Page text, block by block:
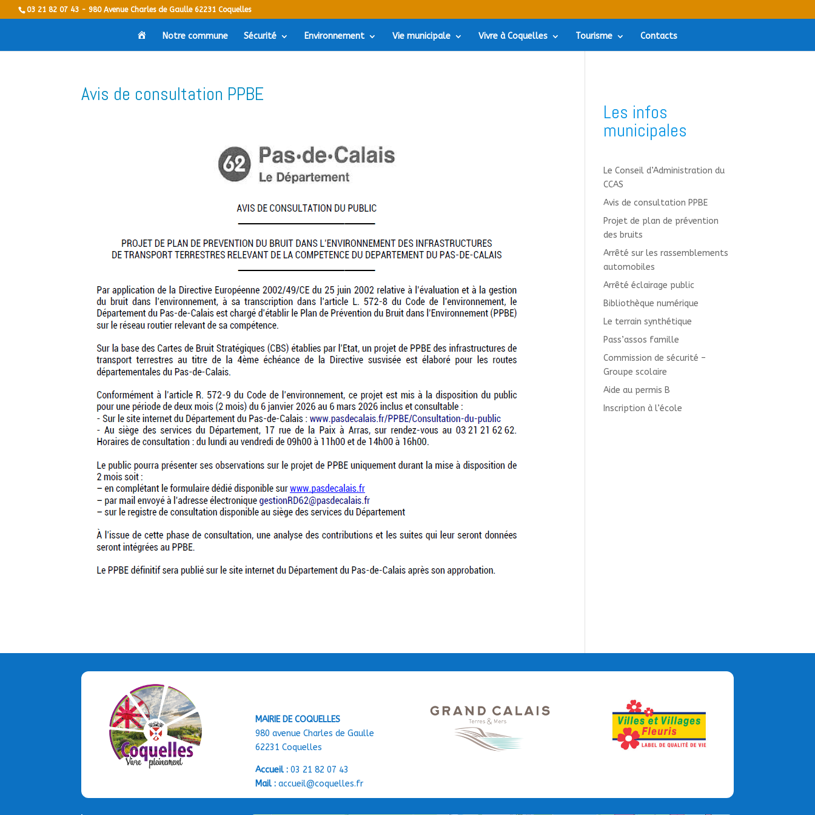
03 21 82 07 43 - 980 Avenue Charles de Gaulle 62231 Coquelles
l
C
o
Notre commune Sécurité Environnement Vie municipale Vivre à Coquelles Tourisme Contacts
Avis de consultation PPBE
Les infos
municipales
Le Conseil d’Administration du
CCAS
Avis de consultation PPBE
Projet de plan de prévention
des bruits
Arrêté sur les rassemblements
automobiles
Arrêté éclairage public
Bibliothèque numérique
Le terrain synthétique
Pass’assos famille
Commission de sécurité –
Groupe scolaire
Aide au permis B
Inscription à l’école
MAIRIE DE COQUELLES
980 avenue Charles de Gaulle
62231 Coquelles
Accueil : 03 21 82 07 43
Mail : accueil@coquelles.fr